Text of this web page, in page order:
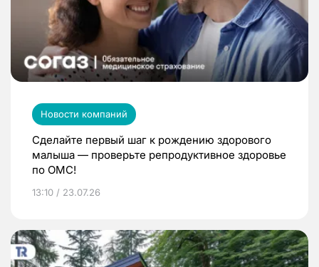
Новости компаний
Сделайте первый шаг к рождению здорового
малыша — проверьте репродуктивное здоровье
по ОМС!
13:10 / 23.07.26